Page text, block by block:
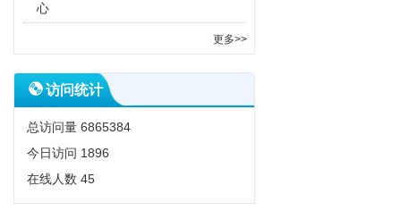
心
更多>>
访问统计
总访问量 6865384
今日访问 1896
在线人数 45